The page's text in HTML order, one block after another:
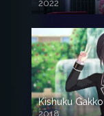
2022
Kishuku
2018